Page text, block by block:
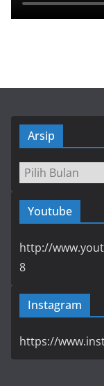
Arsip
Arsip
Youtube
http://
8
Instagram
https://